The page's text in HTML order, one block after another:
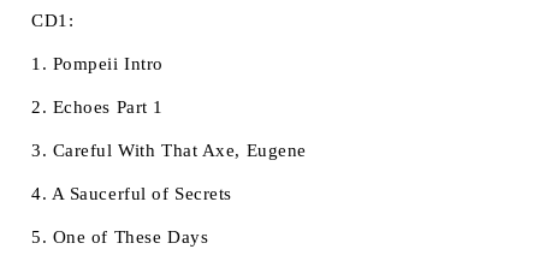
CD1:
1. Pompeii Intro
2. Echoes Part 1
3. Careful With That Axe, Eugene
4. A Saucerful of Secrets
5. One of These Days